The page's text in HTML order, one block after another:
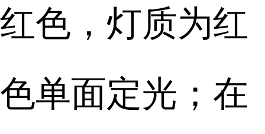
红色，灯质为红
色单面定光；在